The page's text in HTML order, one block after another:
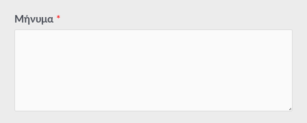
Μήνυμα *